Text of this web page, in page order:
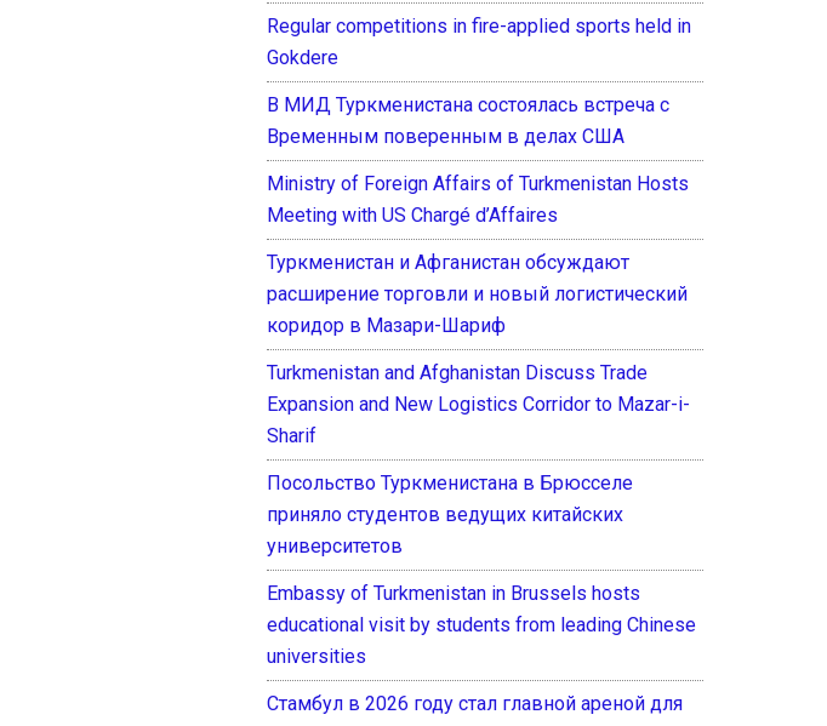
Regular competitions in fire-applied sports held in
Gokdere
В МИД Туркменистана состоялась встреча с
Временным поверенным в делах США
Ministry of Foreign Affairs of Turkmenistan Hosts
Meeting with US Chargé d’Affaires
Туркменистан и Афганистан обсуждают
расширение торговли и новый логистический
коридор в Мазари-Шариф
Turkmenistan and Afghanistan Discuss Trade
Expansion and New Logistics Corridor to Mazar-i-
Sharif
Посольство Туркменистана в Брюсселе
приняло студентов ведущих китайских
университетов
Embassy of Turkmenistan in Brussels hosts
educational visit by students from leading Chinese
universities
Стамбул в 2026 году стал главной ареной для